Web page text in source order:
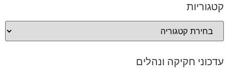
קטגוריות
עדכוני חקיקה ונהלים